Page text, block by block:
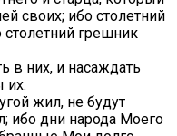
своих; ибо столетний
грешник
в них, и насаждать
их.
жил, не будут
ибо дни народа Моего